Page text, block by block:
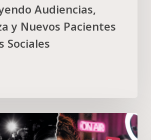
Audiencias,
y Nuevos Pacientes
Sociales